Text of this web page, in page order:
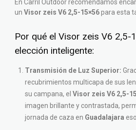
En Carril Outdoor recomendamos
un Visor zeis V6 2,5-15×56para esta
Por qué el Visor zeis V6 2,5-
elección inteligente:
Transmisión de Luz Superior:
recubrimientos multicapa de sus
su campana, el Visor zeis V6 2,5-
imagen brillante y contrastada,
jornada de caza en Guadalajara